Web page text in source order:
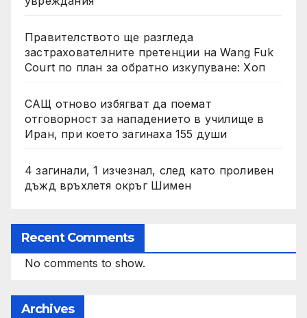
Правителството ще разгледа
застрахователните претенции на Wang Fuk
Court по план за обратно изкупуване: Хоп
САЩ отново избягват да поемат
отговорност за нападението в училище в
Иран, при което загинаха 155 души
4 загинали, 1 изчезнал, след като проливен
дъжд връхлетя окръг Шимен
Recent Comments
No comments to show.
Archives